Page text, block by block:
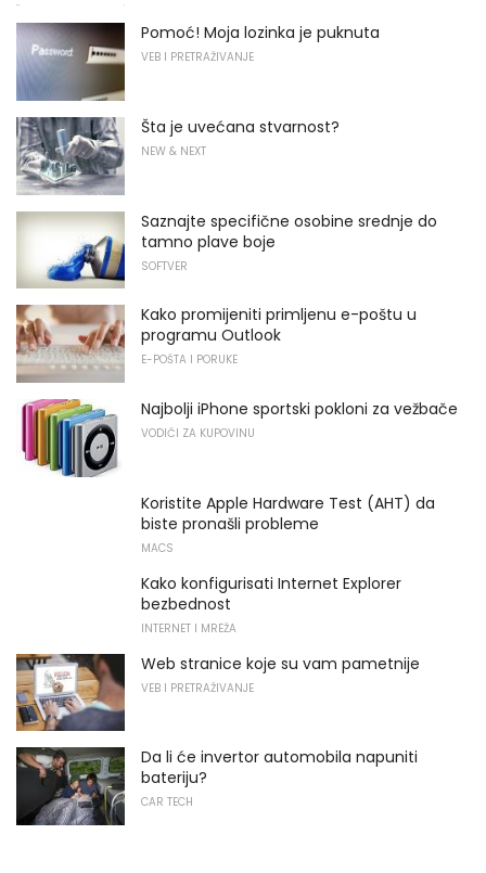
Pomoć! Moja lozinka je puknuta
VEB I PRETRAŽIVANJE
Šta je uvećana stvarnost?
NEW & NEXT
Saznajte specifične osobine srednje do
tamno plave boje
SOFTVER
Kako promijeniti primljenu e-poštu u
programu Outlook
E-POŠTA I PORUKE
Najbolji iPhone sportski pokloni za vežbače
VODIČI ZA KUPOVINU
Koristite Apple Hardware Test (AHT) da
biste pronašli probleme
MACS
Kako konfigurisati Internet Explorer
bezbednost
INTERNET I MREŽA
Web stranice koje su vam pametnije
VEB I PRETRAŽIVANJE
Da li će invertor automobila napuniti
bateriju?
CAR TECH